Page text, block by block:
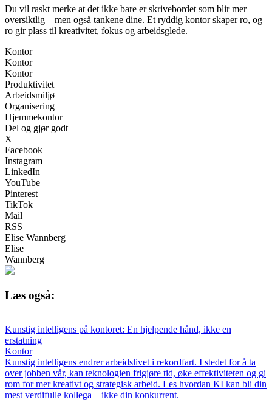
Du vil raskt merke at det ikke bare er skrivebordet som blir mer
oversiktlig – men også tankene dine. Et ryddig kontor skaper ro, og
ro gir plass til kreativitet, fokus og arbeidsglede.
Kontor
Kontor
Kontor
Produktivitet
Arbeidsmiljø
Organisering
Hjemmekontor
Del og gjør godt
X
Facebook
Instagram
LinkedIn
YouTube
Pinterest
TikTok
Mail
RSS
Elise Wannberg
Elise
Wannberg
Læs også:
Kunstig intelligens på kontoret: En hjelpende hånd, ikke en
erstatning
Kontor
Kunstig intelligens endrer arbeidslivet i rekordfart. I stedet for å ta
over jobben vår, kan teknologien frigjøre tid, øke effektiviteten og gi
rom for mer kreativt og strategisk arbeid. Les hvordan KI kan bli din
mest verdifulle kollega – ikke din konkurrent.